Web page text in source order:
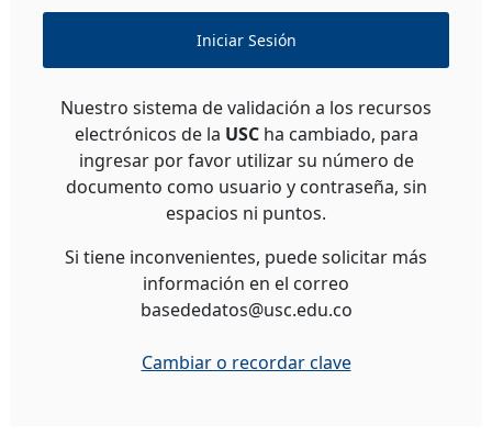
Iniciar Sesión
Nuestro sistema de validación a los recursos
electrónicos de la USCha cambiado, para
ingresar por favor utilizar su número de
documento como usuario y contraseña, sin
espacios ni puntos.
Si tiene inconvenientes, puede solicitar más
información en el correo
basededatos@usc.edu.co
Cambiar o recordar clave